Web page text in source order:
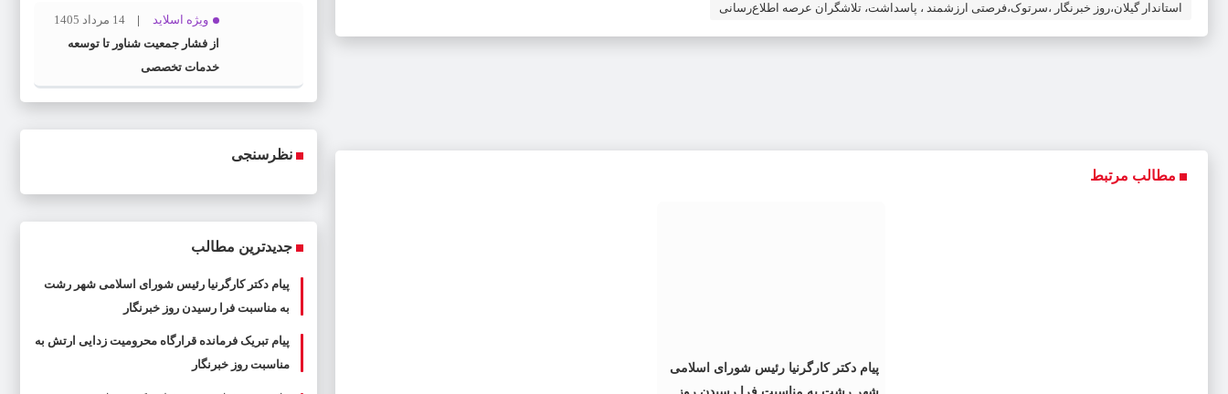
استاندار گیلان،روز خبرنگار ،سرتوک،فرصتی ارزشمند ، پاسداشت، تلاشگران عرصه اطلاع‌رسانی
مطالب مرتبط
پیام دکتر کارگرنیا رئیس شورای اسلامی
ویژه اسلاید
14 مرداد 1405
از فشار جمعیت شناور تا توسعه
خدمات تخصصی
نظرسنجی
جدیدترین مطالب
پیام دکتر کارگرنیا رئیس شورای اسلامی شهر رشت
به مناسبت فرا رسیدن روز خبرنگار
پیام تبریک فرمانده قرارگاه محرومیت‌ زدایی ارتش به
مناسبت روز خبرنگار